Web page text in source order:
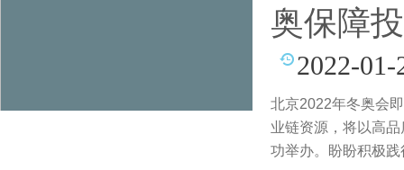
奥保障
2022-01-
北京2022年冬奥会
业链资源，将以高
功举办。盼盼积极践